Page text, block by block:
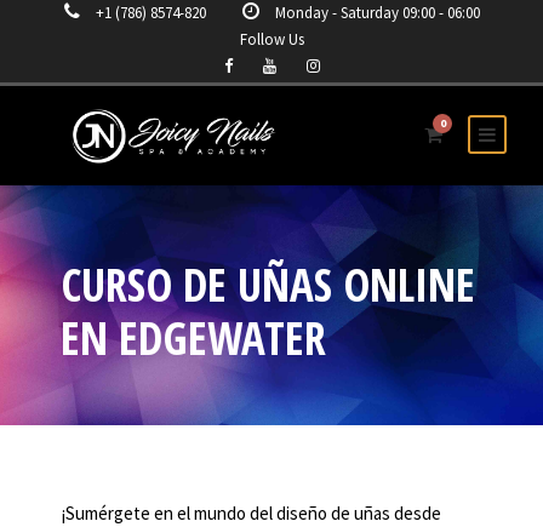
+1 (786) 8574-820
Monday - Saturday 09:00 - 06:00
Follow Us
0
CURSO DE UÑAS ONLINE
EN EDGEWATER
¡Sumérgete en el mundo del diseño de uñas desde